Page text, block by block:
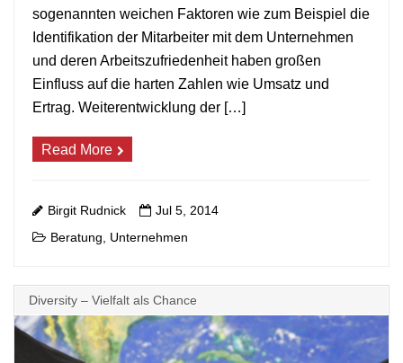
sogenannten weichen Faktoren wie zum Beispiel die
Identifikation der Mitarbeiter mit dem Unternehmen
und deren Arbeitszufriedenheit haben großen
Einfluss auf die harten Zahlen wie Umsatz und
Ertrag. Weiterentwicklung der […]
Read More
Birgit Rudnick
Jul 5, 2014
Beratung, Unternehmen
Diversity – Vielfalt als Chance